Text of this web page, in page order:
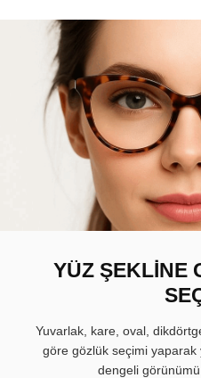
YÜZ ŞEKLİNE
Yuvarlak, kare, oval,
göre gözlük seçimi yaparak
dengeli